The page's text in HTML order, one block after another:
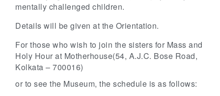
mentally challenged children.
Details will be given at the Orientation.
For those who wish to join the sisters for Mass and
Holy Hour at Motherhouse(54, A.J.C. Bose Road,
Kolkata – 700016)
or to see the Museum, the schedule is as follows: